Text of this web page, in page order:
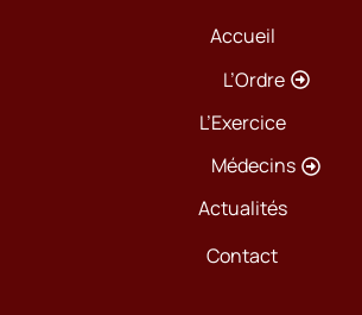
Accueil
L’Ordre
L’Exercice
Médecins
Actualités
Contact